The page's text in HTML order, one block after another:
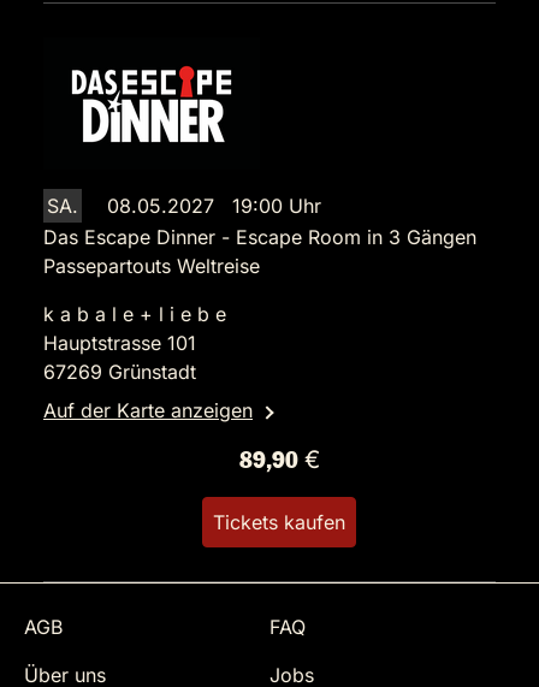
SA.
08.05.2027 19:00 Uhr
Das Escape Dinner - Escape Room in 3 Gängen
Passepartouts Weltreise
k a b a l e + l i e b e
Hauptstrasse 101
67269 Grünstadt
Auf der Karte anzeigen
89,90 €
Tickets kaufen
AGB
FAQ
Über uns
Jobs